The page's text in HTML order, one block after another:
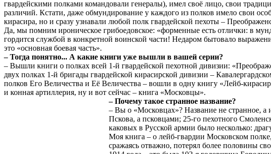
гвардейскими полками командовали генералы), имел своё лицо, свои
различий. Кстати, даже обмундирование у каждого из полков имело свои
кирасира, но и сразу узнавали любой полк гвардейской пехоты –
Да, мы помним ироническое грибоедовское: «форменные есть отлички: в
гордится службой в конкретной воинской части! Недаром бытовало
это «основная боевая часть».
– Тогда понятно... А какие книги уже вышли в вашей серии?
– Вышли книги о полках всей 1-й гвардейской пехотной дивизии:
двух полках 1-й бригады гвардейской кирасирской дивизии –
полков Его Величества и Её Величества – вошли в одну книгу «Лейб-
и конная артиллерия, ну и вот сейчас – книга «Московцы».
– Почему такое странное название?
– Вы о «Московцах»? Название не странное, а
Пскова, а псковцами; 25-го пехотного
каковых в Русской армии было несколько:
Моя книга – о лейб-гвардии Московском
сражаясь отважно, потерял более половины